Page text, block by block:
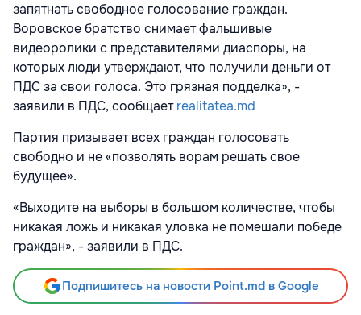
запятнать свободное голосование граждан.
Воровское братство снимает фальшивые
видеоролики с представителями диаспоры, на
которых люди утверждают, что получили деньги от
ПДС за свои голоса. Это грязная подделка», -
заявили в ПДС, сообщаетrealitatea.md
Партия призывает всех граждан голосовать
свободно и не «позволять ворам решать свое
будущее».
«Выходите на выборы в большом количестве, чтобы
никакая ложь и никакая уловка не помешали победе
граждан», - заявили в ПДС.
Подпишитесь на новости Point.md в Google